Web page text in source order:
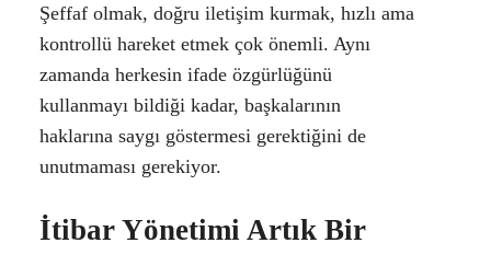
Şeffaf olmak, doğru iletişim kurmak, hızlı ama
kontrollü hareket etmek çok önemli. Aynı
zamanda herkesin ifade özgürlüğünü
kullanmayı bildiği kadar, başkalarının
haklarına saygı göstermesi gerektiğini de
unutmaması gerekiyor.
İtibar Yönetimi Artık Bir